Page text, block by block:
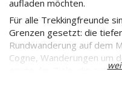
aufladen möchten.
Für alle Trekkingfreunde
Grenzen gesetzt: die
Rundwanderung auf dem
Cogne, Wanderungen um
einige der Ziele, die sich